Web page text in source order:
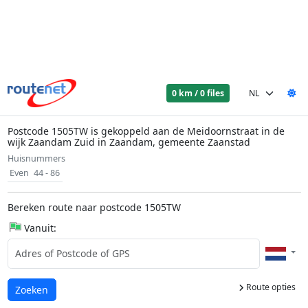
0 km / 0 files
Postcode 1505TW is gekoppeld aan de Meidoornstraat in de
wijk Zaandam Zuid in Zaandam, gemeente Zaanstad
Huisnummers
Even 44 - 86
Bereken route naar postcode 1505TW
Vanuit:
Route opties
Laden...
Zoeken